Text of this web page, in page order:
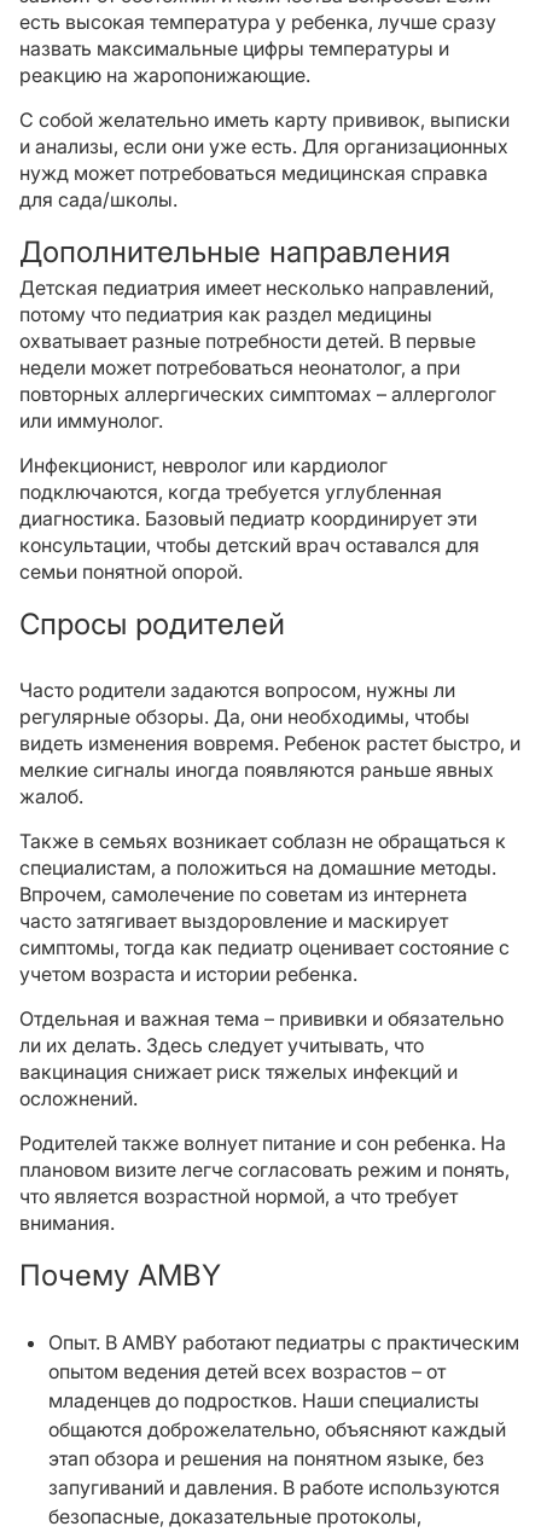
есть высокая температура у ребенка, лучше сразу
назвать максимальные цифры температуры и
реакцию на жаропонижающие.
С собой желательно иметь карту прививок, выписки
и анализы, если они уже есть. Для организационных
нужд может потребоваться медицинская справка
для сада/школы.
Дополнительные направления
Детская педиатрия имеет несколько направлений,
потому что педиатрия как раздел медицины
охватывает разные потребности детей. В первые
недели может потребоваться неонатолог, а при
повторных аллергических симптомах – аллерголог
или иммунолог.
Инфекционист, невролог или кардиолог
подключаются, когда требуется углубленная
диагностика. Базовый педиатр координирует эти
консультации, чтобы детский врач оставался для
семьи понятной опорой.
Спросы родителей
Часто родители задаются вопросом, нужны ли
регулярные обзоры. Да, они необходимы, чтобы
видеть изменения вовремя. Ребенок растет быстро, и
мелкие сигналы иногда появляются раньше явных
жалоб.
Также в семьях возникает соблазн не обращаться к
специалистам, а положиться на домашние методы.
Впрочем, самолечение по советам из интернета
часто затягивает выздоровление и маскирует
симптомы, тогда как педиатр оценивает состояние с
учетом возраста и истории ребенка.
Отдельная и важная тема – прививки и обязательно
ли их делать. Здесь следует учитывать, что
вакцинация снижает риск тяжелых инфекций и
осложнений.
Родителей также волнует питание и сон ребенка. На
плановом визите легче согласовать режим и понять,
что является возрастной нормой, а что требует
внимания.
Почему AMBY
Опыт. В AMBY работают педиатры с практическим
опытом ведения детей всех возрастов – от
младенцев до подростков. Наши специалисты
общаются доброжелательно, объясняют каждый
этап обзора и решения на понятном языке, без
запугиваний и давления. В работе используются
безопасные, доказательные протоколы,